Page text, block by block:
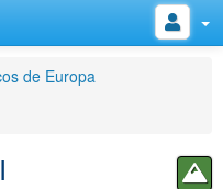
de Europa